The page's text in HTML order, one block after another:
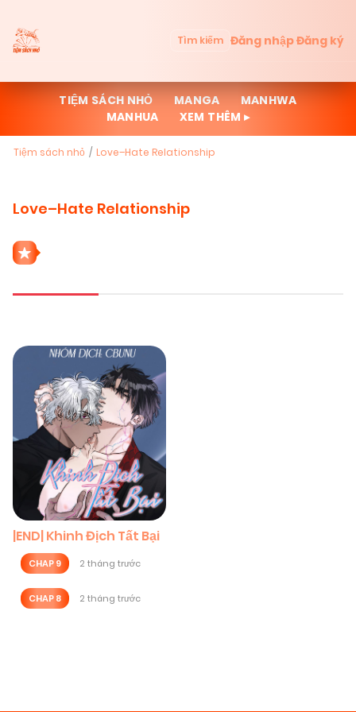
Tìm kiếm Đăng nhậpĐăng ký
TIỆM SÁCH NHỎ MANGA
MANHWA
MANHUA
XEM THÊM ▸
Tiệm sách nhỏ Love–Hate Relationship
Love–Hate Relationship
|END| Khinh Địch Tất Bại
CHAP 9 2 tháng trước
CHAP 8 2 tháng trước